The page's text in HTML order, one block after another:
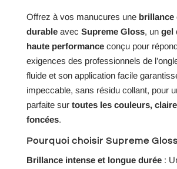
Offrez à vos manucures une brillance
durableavec Supreme Gloss, un gel
haute performanceconçu pour
exigences des professionnels de
fluide et son application facile
impeccable, sans résidu collant, pour
parfaite sur toutes les couleurs,
foncées.
Pourquoi choisir Supreme
Brillance intense et longue durée: